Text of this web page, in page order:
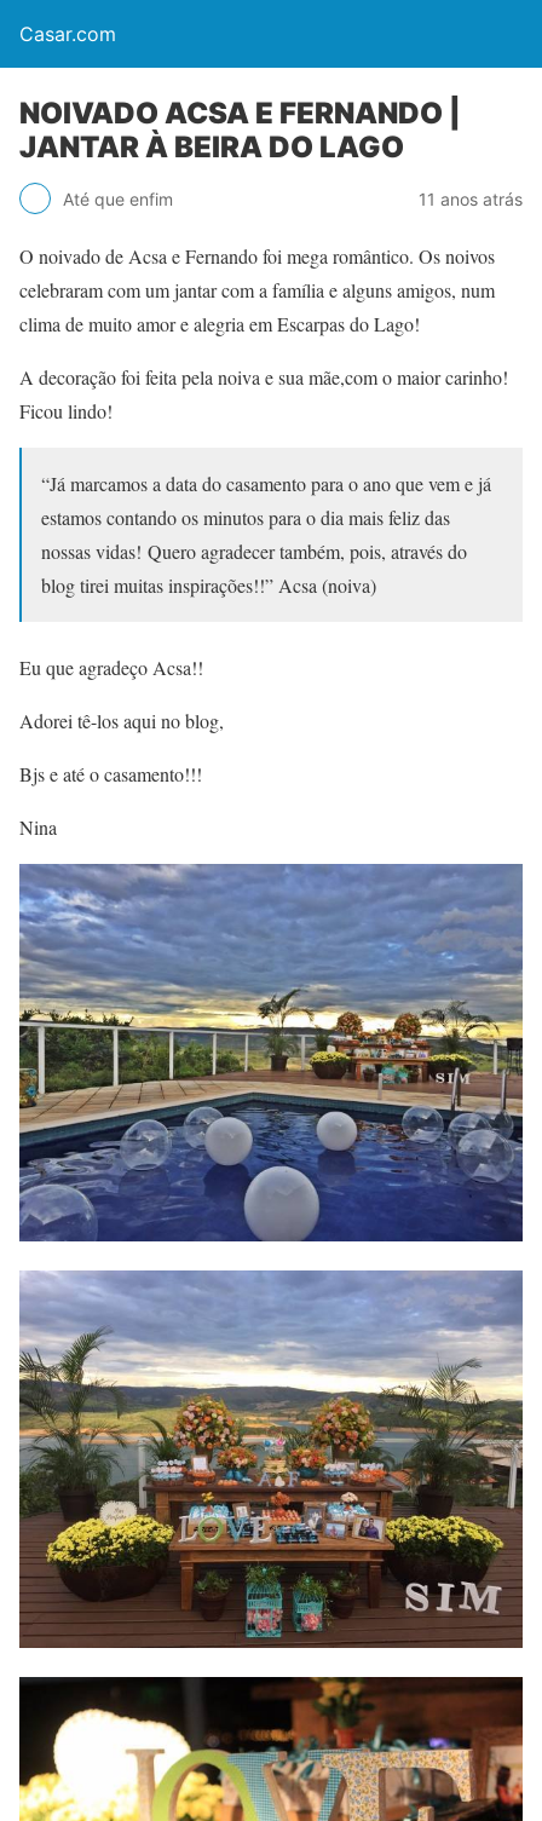
Casar.com
NOIVADO ACSA E FERNANDO |
JANTAR À BEIRA DO LAGO
Até que enfim 11 anos atrás
O noivado de Acsa e Fernando foi mega romântico. Os noivos
celebraram com um jantar com a família e alguns amigos, num
clima de muito amor e alegria em Escarpas do Lago!
A decoração foi feita pela noiva e sua mãe,com o maior carinho!
Ficou lindo!
“Já marcamos a data do casamento para o ano que vem e já
estamos contando os minutos para o dia mais feliz das
nossas vidas! Quero agradecer também, pois, através do
blog tirei muitas inspirações!!” Acsa (noiva)
Eu que agradeço Acsa!!
Adorei tê-los aqui no blog,
Bjs e até o casamento!!!
Nina